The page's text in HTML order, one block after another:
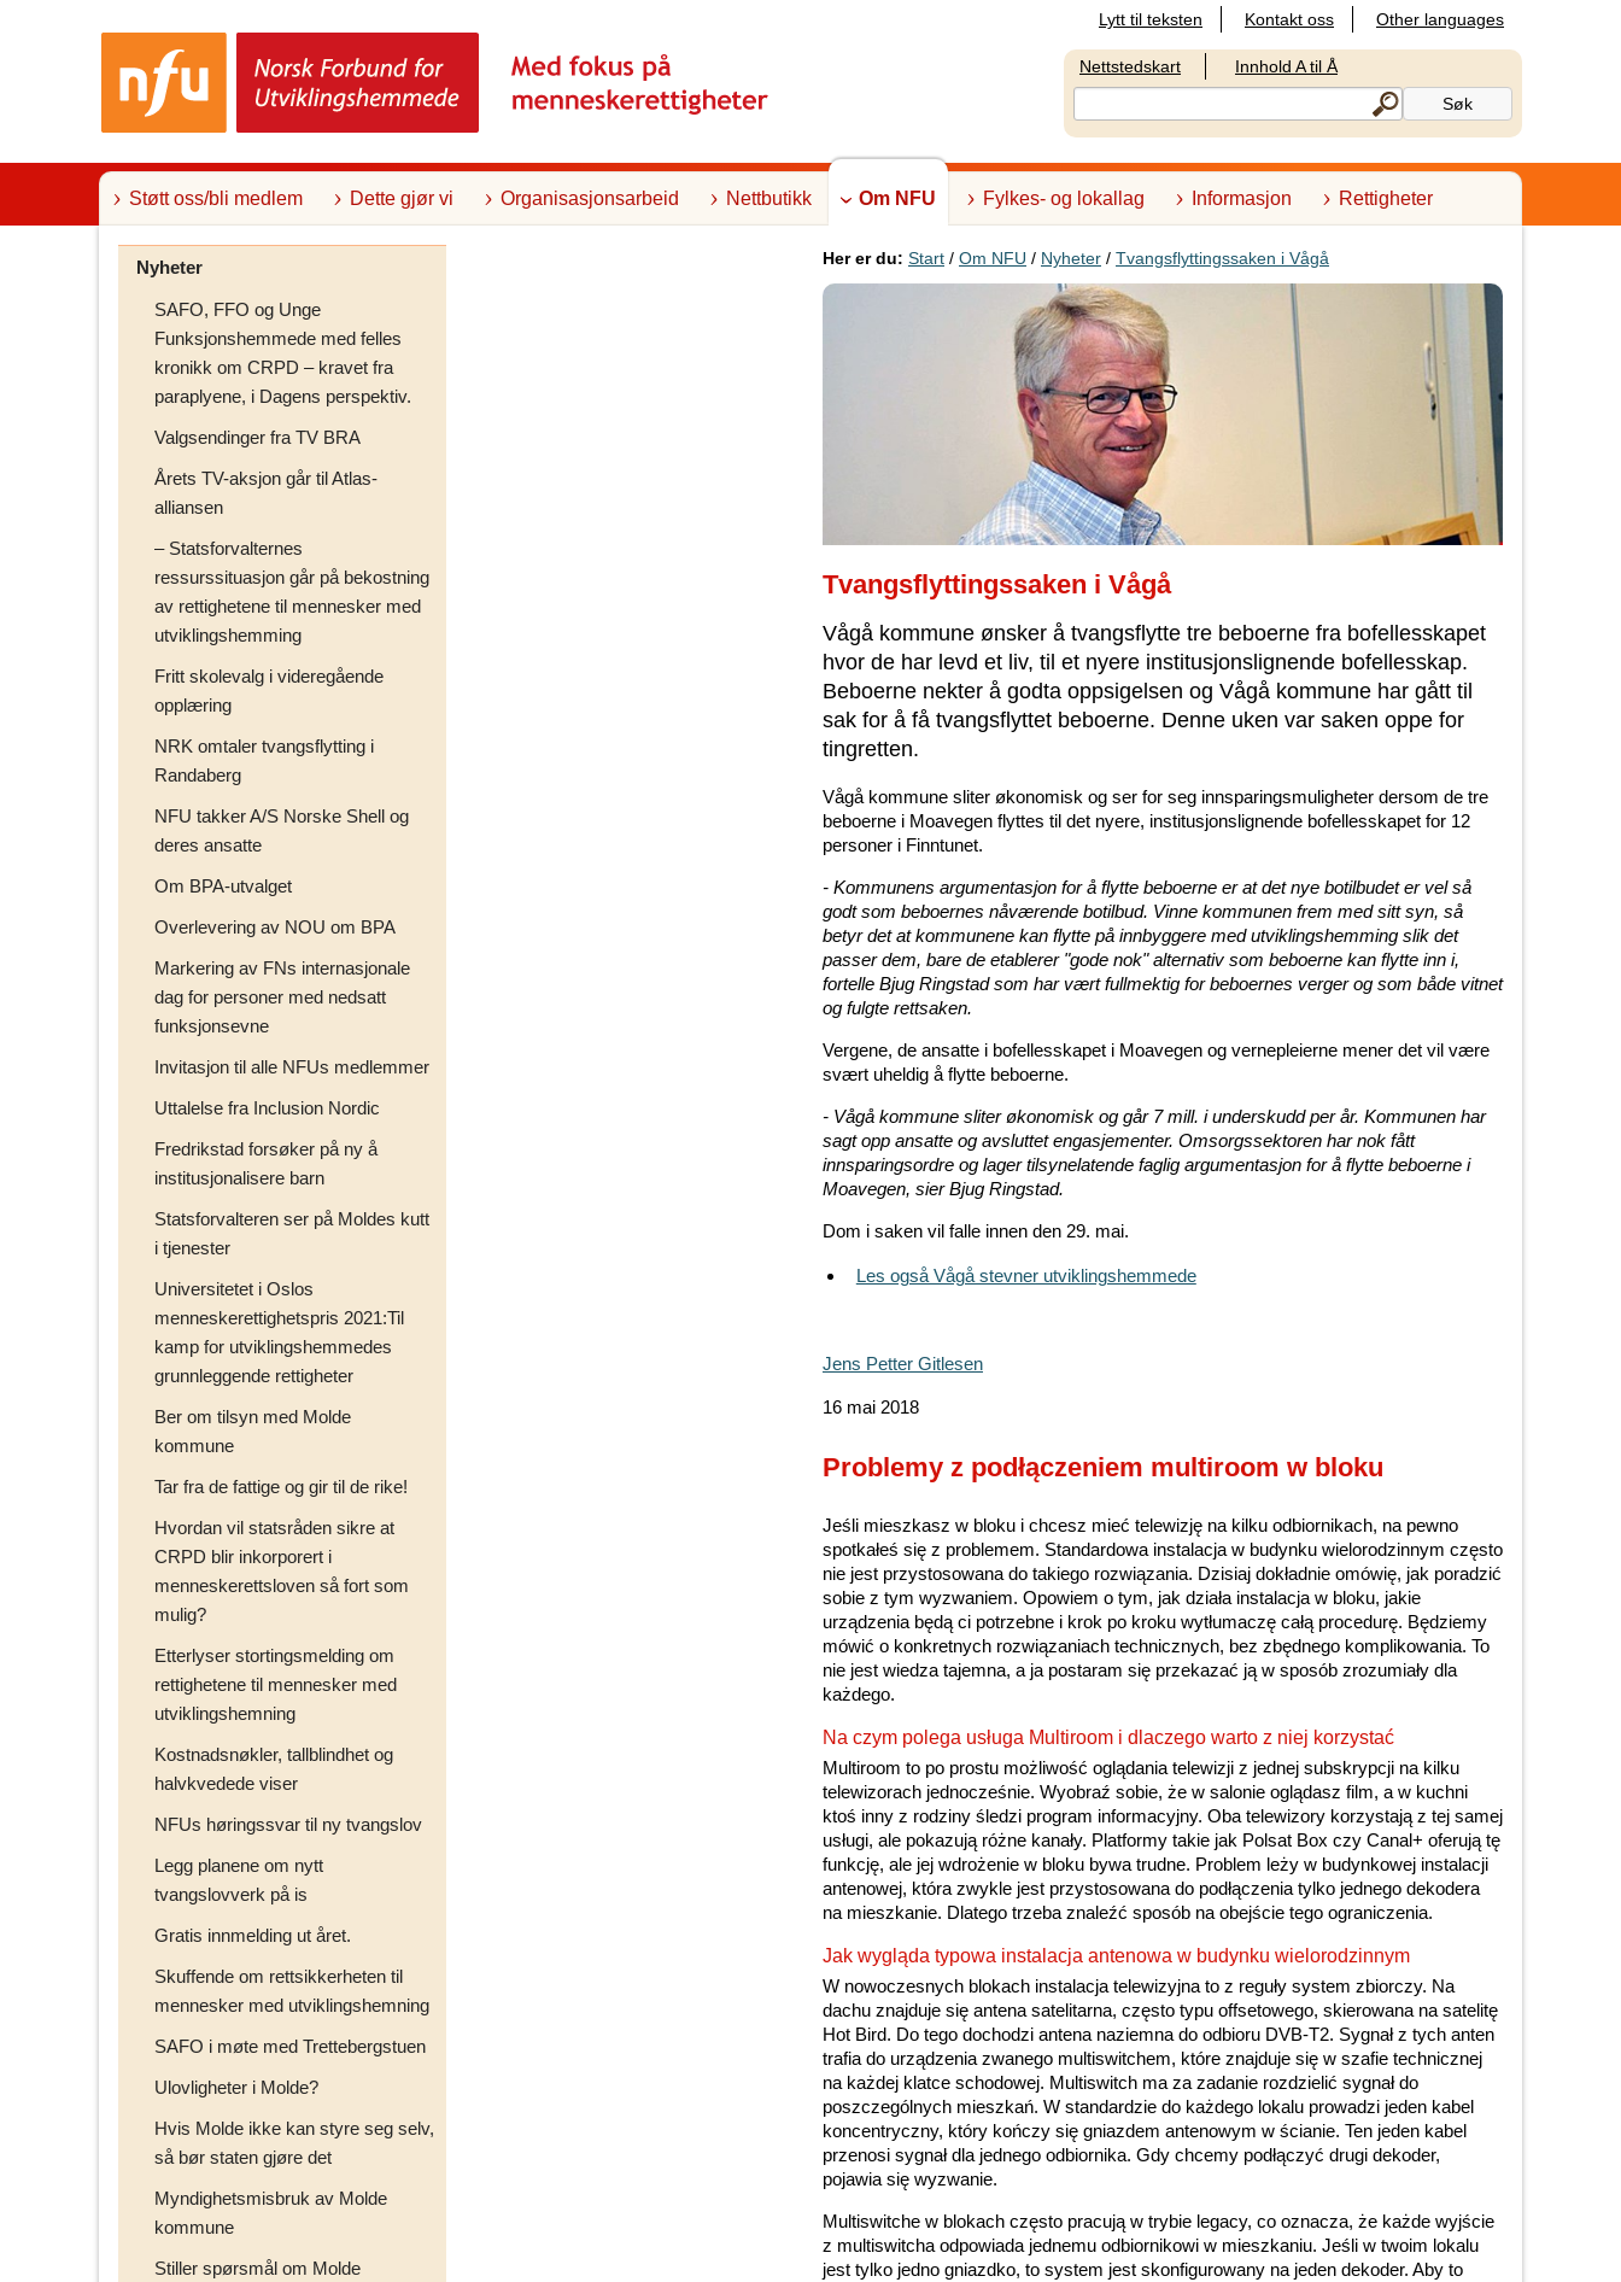
o
Lytt til teksten Kontakt oss Other languages
Nettstedskart Innhold A til Å
Støtt oss/bli medlem Dette gjør vi Organisasjonsarbeid Nettbutikk Om NFU Fylkes- og lokallag Informasjon Rettigheter
Nyheter
SAFO, FFO og Unge
Funksjonshemmede med felles
kronikk om CRPD – kravet fra
paraplyene, i Dagens perspektiv.
Valgsendinger fra TV BRA
Årets TV-aksjon går til Atlas-
alliansen
– Statsforvalternes
ressurssituasjon går på bekostning
av rettighetene til mennesker med
utviklingshemming
Fritt skolevalg i videregående
opplæring
NRK omtaler tvangsflytting i
Randaberg
NFU takker A/S Norske Shell og
deres ansatte
Om BPA-utvalget
Overlevering av NOU om BPA
Markering av FNs internasjonale
dag for personer med nedsatt
funksjonsevne
Invitasjon til alle NFUs medlemmer
Uttalelse fra Inclusion Nordic
Fredrikstad forsøker på ny å
institusjonalisere barn
Statsforvalteren ser på Moldes kutt
i tjenester
Universitetet i Oslos
menneskerettighetspris 2021:Til
kamp for utviklingshemmedes
grunnleggende rettigheter
Ber om tilsyn med Molde
kommune
Tar fra de fattige og gir til de rike!
Hvordan vil statsråden sikre at
CRPD blir inkorporert i
menneskerettsloven så fort som
mulig?
Etterlyser stortingsmelding om
rettighetene til mennesker med
utviklingshemning
Kostnadsnøkler, tallblindhet og
halvkvedede viser
NFUs høringssvar til ny tvangslov
Legg planene om nytt
tvangslovverk på is
Gratis innmelding ut året.
Skuffende om rettsikkerheten til
mennesker med utviklingshemning
SAFO i møte med Trettebergstuen
Ulovligheter i Molde?
Hvis Molde ikke kan styre seg selv,
så bør staten gjøre det
Myndighetsmisbruk av Molde
kommune
Stiller spørsmål om Molde
Her er du: Start / Om NFU / Nyheter / Tvangsflyttingssaken i Vågå
Tvangsflyttingssaken i Vågå
Vågå kommune ønsker å tvangsflytte tre beboerne fra bofellesskapet
hvor de har levd et liv, til et nyere institusjonslignende bofellesskap.
Beboerne nekter å godta oppsigelsen og Vågå kommune har gått til
sak for å få tvangsflyttet beboerne. Denne uken var saken oppe for
tingretten.
Vågå kommune sliter økonomisk og ser for seg innsparingsmuligheter dersom de tre
beboerne i Moavegen flyttes til det nyere, institusjonslignende bofellesskapet for 12
personer i Finntunet.
- Kommunens argumentasjon for å flytte beboerne er at det nye botilbudet er vel så
godt som beboernes nåværende botilbud. Vinne kommunen frem med sitt syn, så
betyr det at kommunene kan flytte på innbyggere med utviklingshemming slik det
passer dem, bare de etablerer "gode nok" alternativ som beboerne kan flytte inn i,
fortelle Bjug Ringstad som har vært fullmektig for beboernes verger og som både vitnet
og fulgte rettsaken.
Vergene, de ansatte i bofellesskapet i Moavegen og vernepleierne mener det vil være
svært uheldig å flytte beboerne.
- Vågå kommune sliter økonomisk og går 7 mill. i underskudd per år. Kommunen har
sagt opp ansatte og avsluttet engasjementer. Omsorgssektoren har nok fått
innsparingsordre og lager tilsynelatende faglig argumentasjon for å flytte beboerne i
Moavegen, sier Bjug Ringstad.
Dom i saken vil falle innen den 29. mai.
Les også Vågå stevner utviklingshemmede
Jens Petter Gitlesen
16 mai 2018
Problemy z podłączeniem multiroom w bloku
Jeśli mieszkasz w bloku i chcesz mieć telewizję na kilku odbiornikach, na pewno
spotkałeś się z problemem. Standardowa instalacja w budynku wielorodzinnym często
nie jest przystosowana do takiego rozwiązania. Dzisiaj dokładnie omówię, jak poradzić
sobie z tym wyzwaniem. Opowiem o tym, jak działa instalacja w bloku, jakie
urządzenia będą ci potrzebne i krok po kroku wytłumaczę całą procedurę. Będziemy
mówić o konkretnych rozwiązaniach technicznych, bez zbędnego komplikowania. To
nie jest wiedza tajemna, a ja postaram się przekazać ją w sposób zrozumiały dla
każdego.
Na czym polega usługa Multiroom i dlaczego warto z niej korzystać
Multiroom to po prostu możliwość oglądania telewizji z jednej subskrypcji na kilku
telewizorach jednocześnie. Wyobraź sobie, że w salonie oglądasz film, a w kuchni
ktoś inny z rodziny śledzi program informacyjny. Oba telewizory korzystają z tej samej
usługi, ale pokazują różne kanały. Platformy takie jak Polsat Box czy Canal+ oferują tę
funkcję, ale jej wdrożenie w bloku bywa trudne. Problem leży w budynkowej instalacji
antenowej, która zwykle jest przystosowana do podłączenia tylko jednego dekodera
na mieszkanie. Dlatego trzeba znaleźć sposób na obejście tego ograniczenia.
Jak wygląda typowa instalacja antenowa w budynku wielorodzinnym
W nowoczesnych blokach instalacja telewizyjna to z reguły system zbiorczy. Na
dachu znajduje się antena satelitarna, często typu offsetowego, skierowana na satelitę
Hot Bird. Do tego dochodzi antena naziemna do odbioru DVB-T2. Sygnał z tych anten
trafia do urządzenia zwanego multiswitchem, które znajduje się w szafie technicznej
na każdej klatce schodowej. Multiswitch ma za zadanie rozdzielić sygnał do
poszczególnych mieszkań. W standardzie do każdego lokalu prowadzi jeden kabel
koncentryczny, który kończy się gniazdem antenowym w ścianie. Ten jeden kabel
przenosi sygnał dla jednego odbiornika. Gdy chcemy podłączyć drugi dekoder,
pojawia się wyzwanie.
Multiswitche w blokach często pracują w trybie legacy, co oznacza, że każde wyjście
z multiswitcha odpowiada jednemu odbiornikowi w mieszkaniu. Jeśli w twoim lokalu
jest tylko jedno gniazdko, to system jest skonfigurowany na jeden dekoder. Aby to